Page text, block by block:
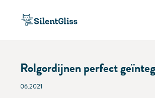
Rolgordijnen perfect
06.2021